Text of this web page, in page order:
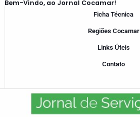
Bem-Vindo, ao Jornal Cocamar!
Ficha Técnica
Regiões Cocamar
Links Úteis
Contato